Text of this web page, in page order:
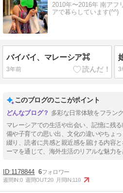
2010年〜2016年 南アフ
アで暮らしています(^^)
バイバイ、マレーシア⌘
3年前 3
このブログのここがポイント
多彩な日常体験をフラン
マレーシアでの生活や出会い、記憶に残
備や子育ての思い出、文化の違いやちょ
綴り、読者に共感と親近感を届ける内容
ーマを通じて、海外生活のリアルな魅力を
1178844 6
週間IN:0 週間OUT:20 月間IN:110